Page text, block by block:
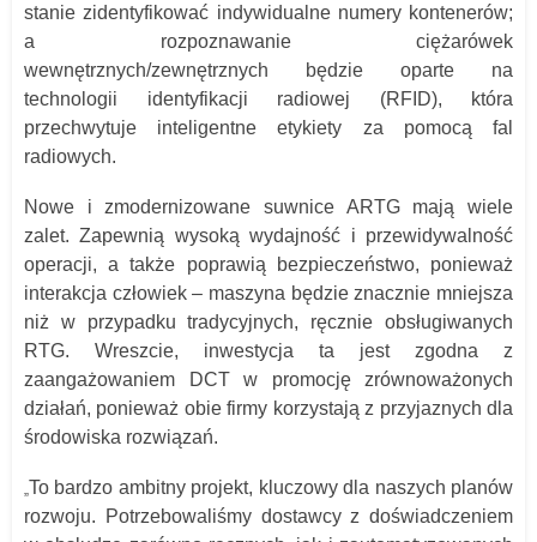
stanie zidentyfikować indywidualne numery kontenerów;
a rozpoznawanie ciężarówek
wewnętrznych/zewnętrznych będzie oparte na
technologii identyfikacji radiowej (RFID), która
przechwytuje inteligentne etykiety za pomocą fal
radiowych.
Nowe i zmodernizowane suwnice ARTG mają wiele
zalet. Zapewnią wysoką wydajność i przewidywalność
operacji, a także poprawią bezpieczeństwo, ponieważ
interakcja człowiek – maszyna będzie znacznie mniejsza
niż w przypadku tradycyjnych, ręcznie obsługiwanych
RTG. Wreszcie, inwestycja ta jest zgodna z
zaangażowaniem DCT w promocję zrównoważonych
działań, ponieważ obie firmy korzystają z przyjaznych dla
środowiska rozwiązań.
„To bardzo ambitny projekt, kluczowy dla naszych planów
rozwoju. Potrzebowaliśmy dostawcy z doświadczeniem